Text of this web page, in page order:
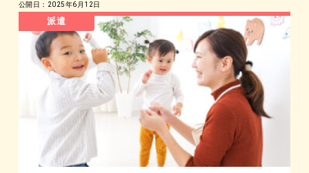
公開日：2025年6月12日
派遣